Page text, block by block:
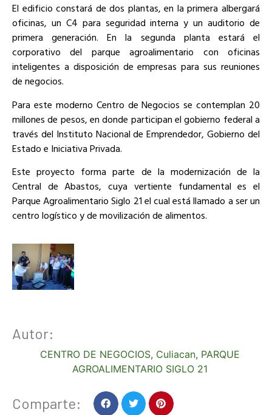
El edificio constará de dos plantas, en la primera albergará
oficinas, un C4 para seguridad interna y un auditorio de
primera generación. En la segunda planta estará el
corporativo del parque agroalimentario con oficinas
inteligentes a disposición de empresas para sus reuniones
de negocios.
Para este moderno Centro de Negocios se contemplan 20
millones de pesos, en donde participan el gobierno federal a
través del Instituto Nacional de Emprendedor, Gobierno del
Estado e Iniciativa Privada.
Este proyecto forma parte de la modernización de la
Central de Abastos, cuya vertiente fundamental es el
Parque Agroalimentario Siglo 21 el cual está llamado a ser un
centro logístico y de movilización de alimentos.
Autor:
CENTRO DE NEGOCIOS, Culiacan, PARQUE
AGROALIMENTARIO SIGLO 21
Comparte: